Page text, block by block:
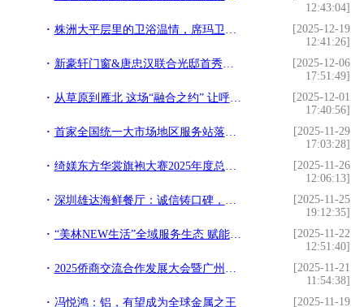
12:43:04]
株洲大平层里的卫浴温情，席玛卫浴与设计师的完美邂逅
[2025-12-19
12:41:26]
新豪轩门窗&唐忠汉联合光邸首秀广州设计周，开启光影空间的艺术之旅
[2025-12-06
17:51:49]
从草原到雁北 这场“融合之约” 让呼伦贝尔优品火遍华北
[2025-12-01
17:40:56]
首家全国统一大市场地区服务站落地开平
[2025-11-29
17:03:28]
绮媄东方华裳旗袍大赛2025年度总决赛在广州成功举办！
[2025-11-26
12:06:13]
深圳雄达海鲜餐厅：诚信铸口碑，食住一体享鲜惠
[2025-11-25
19:12:35]
“美林NEW生活”全域服务生态 赋能美好生活新体验
[2025-11-22
12:51:40]
2025侨商交流合作发展大会暨广州市台山商会成立十周年庆祝大会圆满举办
[2025-11-21
11:54:38]
冯悦鸿：铝，有望成为全球金属之王
[2025-11-19